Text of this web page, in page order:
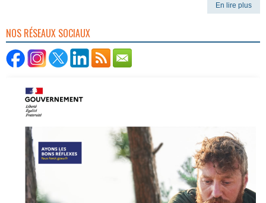
En lire plus
NOS RÉSEAUX SOCIAUX